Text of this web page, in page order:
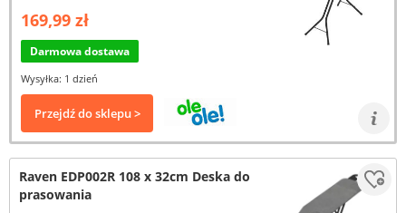
169,99 zł
Darmowa dostawa
Wysyłka: 1 dzień
Przejdź do sklepu >
Raven EDP002R 108 x 32cm Deska do
prasowania